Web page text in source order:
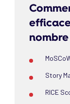
Story
RICE